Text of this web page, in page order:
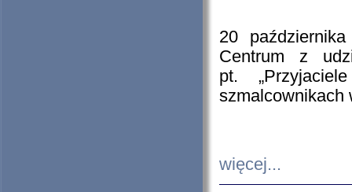
20
Centrum z
pt.
szmalcownikach
więcej...